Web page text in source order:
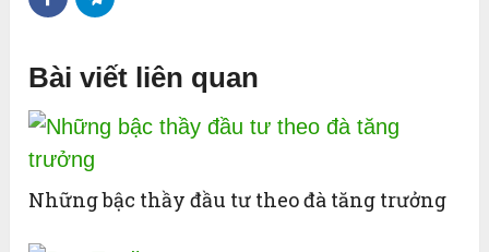
Bài viết liên quan
Những bậc thầy đầu tư theo đà tăng trưởng